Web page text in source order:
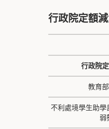
行政院定額
行政院
教育
不利處境學生助學
弱